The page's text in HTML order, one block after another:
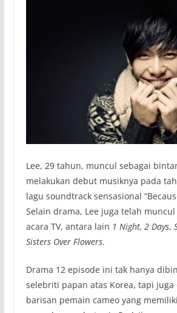
Lee, 29 tahun, muncul sebagai
melakukan debut musiknya pada
lagu soundtrack sensasional
Selain drama, Lee juga telah
acara TV, antara lain 1 Night, 2 Days,
Sisters Over Flowers.
Drama 12 episode ini tak hanya
selebriti papan atas Korea, tapi
barisan pemain cameo yang